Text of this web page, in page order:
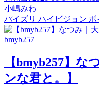
小嶋みわ
パイズリ ハイビジョン ボ
bmyb257
【bmyb257】な
ンな君と。】